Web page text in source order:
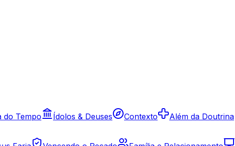
do Tempo Ídolos & Deuses Contexto Além da Doutrina